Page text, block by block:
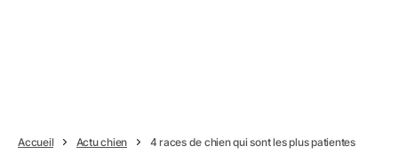
Accueil Actu chien 4 races de chien qui sont les plus patientes